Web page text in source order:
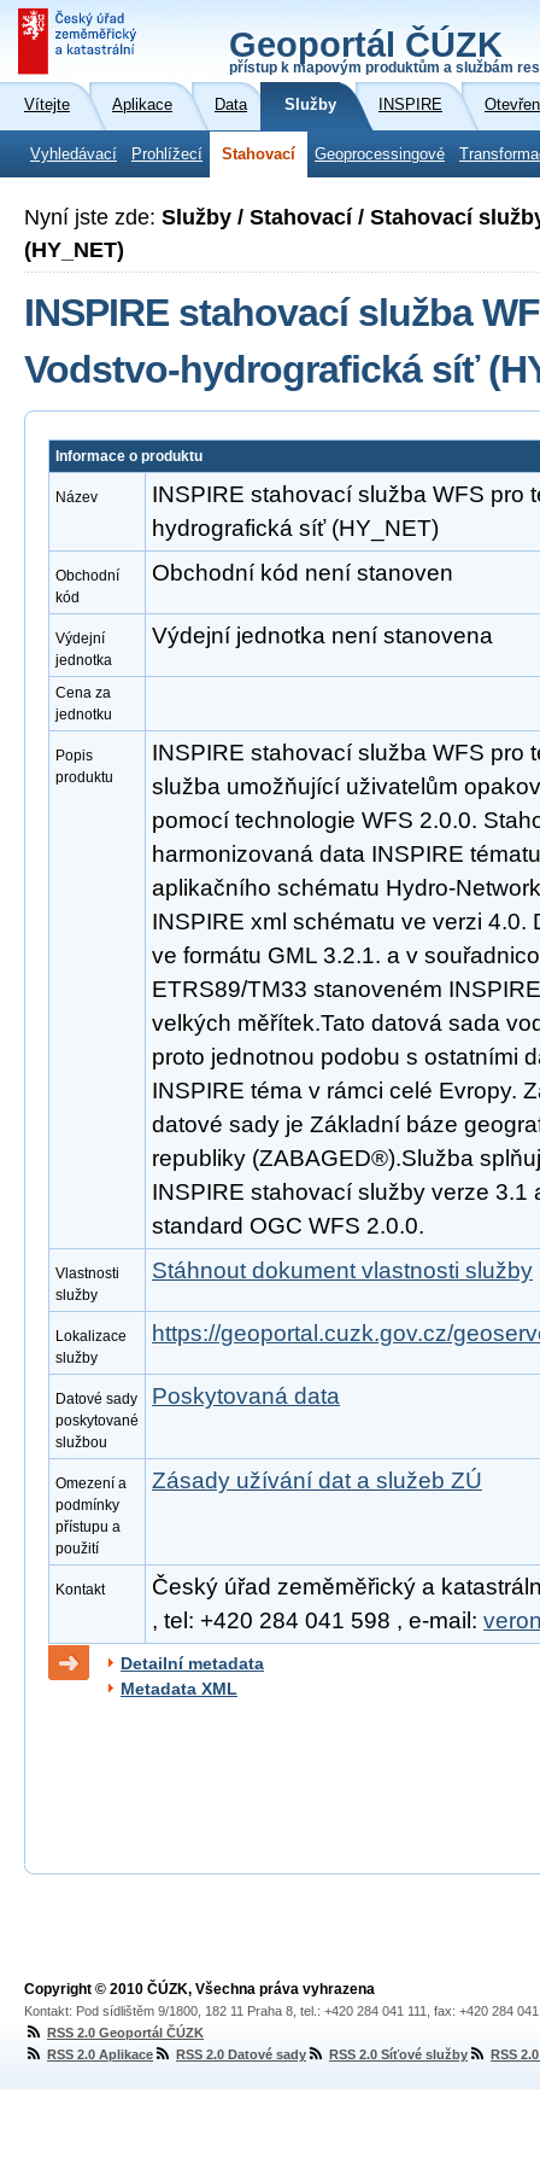
Geoportál ČÚZK
přístup k mapovým produktům a službám
Vítejte Aplikace Data Služby INSPIRE
Vyhledávací Prohlížecí Stahovací Geoprocessingové
Nyní jste zde: Služby / Stahovací / Stahovací
(HY_NET)
INSPIRE stahovací služba
Vodstvo-hydrografická síť
Informace o produktu
Název
INSPIRE stahovací služba WFS pro
hydrografická síť (HY_NET)
Obchodní
kód
Obchodní kód není stanoven
Výdejní
jednotka
Výdejní jednotka není stanovena
Cena za
jednotku
Popis
produktu
INSPIRE stahovací služba WFS pro
služba umožňující uživatelům
pomocí technologie WFS 2.0.0.
harmonizovaná data INSPIRE
aplikačního schématu Hydro-
INSPIRE xml schématu ve verzi 4.0.
ve formátu GML 3.2.1. a v
ETRS89/TM33 stanoveném
velkých měřítek.Tato datová sada
proto jednotnou podobu s ostatními
INSPIRE téma v rámci celé Evropy.
datové sady je Základní báze
republiky (ZABAGED®).Služba
INSPIRE stahovací služby verze 3.1
standard OGC WFS 2.0.0.
Vlastnosti
služby
Stáhnout dokument vlastnosti služby
Lokalizace
služby
https://geoportal.cuzk.gov.cz/
Datové sady
poskytované
službou
Poskytovaná data
Omezení a
podmínky
přístupu a
použití
Zásady užívání dat a služeb ZÚ
Kontakt
Český úřad zeměměřický a
, tel: +420 284 041 598 , e-mail:
Detailní metadata
Metadata XML
Copyright © 2010 ČÚZK, Všechna práva vyhrazena
Kontakt: Pod sídlištěm 9/1800, 182 11 Praha 8, tel.: +420 284 041 111, fax: +420 284
RSS 2.0 Geoportál ČÚZK
RSS 2.0 Aplikace
RSS 2.0 Datové sady RSS 2.0 Síťové služby RSS